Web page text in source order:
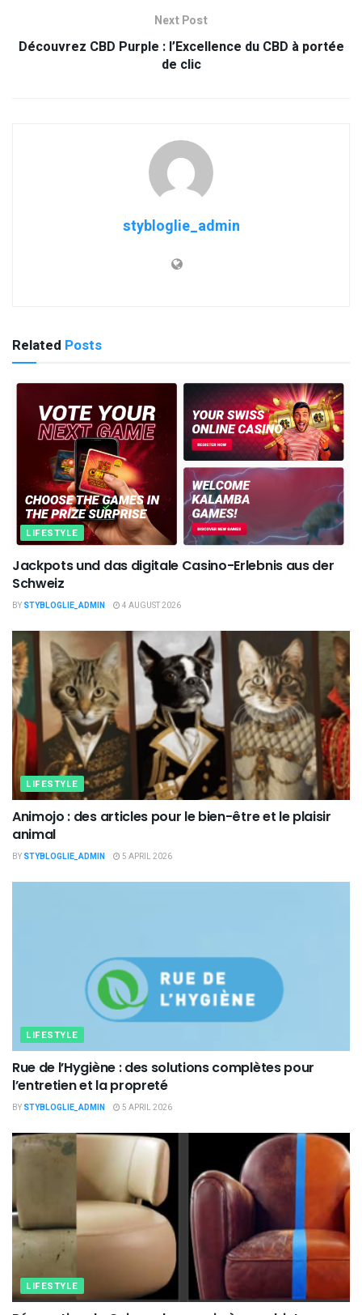
Next Post
Découvrez CBD Purple : l’Excellence du CBD à portée
de clic
stybloglie_admin
Related Posts
LIFESTYLE
Jackpots und das digitale Casino-Erlebnis aus der
Schweiz
BY STYBLOGLIE_ADMIN 4 AUGUST 2026
LIFESTYLE
Animojo : des articles pour le bien-être et le plaisir
animal
BY STYBLOGLIE_ADMIN 5 APRIL 2026
LIFESTYLE
Rue de l’Hygiène : des solutions complètes pour
l’entretien et la propreté
BY STYBLOGLIE_ADMIN 5 APRIL 2026
LIFESTYLE